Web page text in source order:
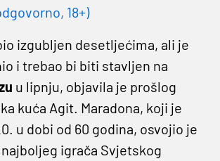
18+)
izgubljen desetljećima, ali je
i trebao bi biti stavljen na
u lipnju, objavila je prošlog
kuća Agit. Maradona, koji je
u dobi od 60 godina, osvojio je
najboljeg igrača Svjetskog